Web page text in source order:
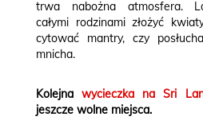
trwa nabożna atmosfera.
całymi rodzinami złożyć
cytować mantry, czy
mnicha.
Kolejnawycieczka na Sri
jeszcze wolne miejsca.